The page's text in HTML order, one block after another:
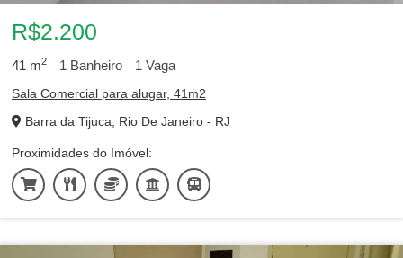
R$2.200
41 m2 1 Banheiro 1 Vaga
Sala Comercial para alugar, 41m2
Barra da Tijuca, Rio De Janeiro - RJ
Proximidades do Imóvel: